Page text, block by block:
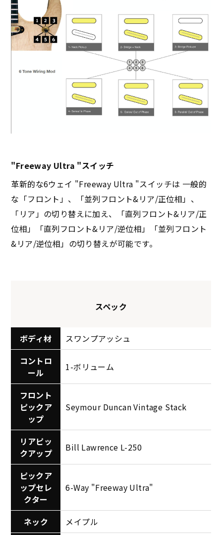
"Freeway Ultra "スイッチ
革新的な6ウェイ "Freeway Ultra "スイッチは 一般的
な「フロント」、「並列フロント&リア/正位相」、
「リア」の切り替えに加え、「直列フロント&リア/正
位相」「直列フロント&リア/逆位相」「並列フロント
&リア/逆位相」の切り替えが可能です。
スペック
ボディ材
スワンプアッシュ
コントロ
ール
1-ボリューム
フロント
ピックア
ップ
Seymour Duncan Vintage Stack
リアピッ
クアップ
Bill Lawrence L-250
ピックア
ップセレ
クター
6-Way "Freeway Ultra"
ネック
メイプル